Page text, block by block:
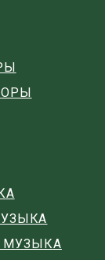
МУЗЫКА